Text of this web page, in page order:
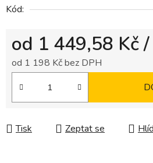
Kód:
od 1 449,58 Kč
od 1 198 Kčbez DPH
Tisk Zeptat se